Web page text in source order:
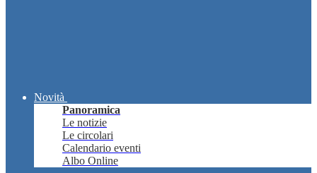
Novità
Panoramica
Le notizie
Le circolari
Calendario eventi
Albo Online